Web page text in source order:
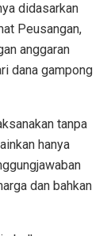
didasarkan
Peusangan,
anggaran
dana gampong
tanpa
hanya
dan bahkan